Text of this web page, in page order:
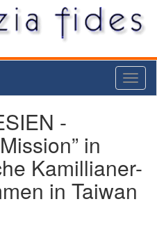
-
in
Kamillianer-
in Taiwan